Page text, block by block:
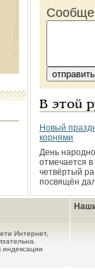
В этой
Новый
корнями
День
отмечается в
четвёртый
посвящён
Интернет,